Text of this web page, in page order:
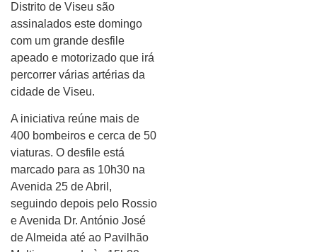
Distrito de Viseu são
assinalados este domingo
com um grande desfile
apeado e motorizado que irá
percorrer várias artérias da
cidade de Viseu.
A iniciativa reúne mais de
400 bombeiros e cerca de 50
viaturas. O desfile está
marcado para as 10h30 na
Avenida 25 de Abril,
seguindo depois pelo Rossio
e Avenida Dr. António José
de Almeida até ao Pavilhão